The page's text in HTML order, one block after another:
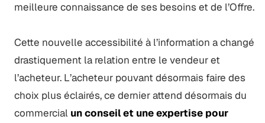
meilleure connaissance de ses besoins et de l’Offre.
Cette nouvelle accessibilité à l’information a changé
drastiquement la relation entre le vendeur et
l’acheteur. L’acheteur pouvant désormais faire des
choix plus éclairés, ce dernier attend désormais du
commercial un conseil et une expertise pour